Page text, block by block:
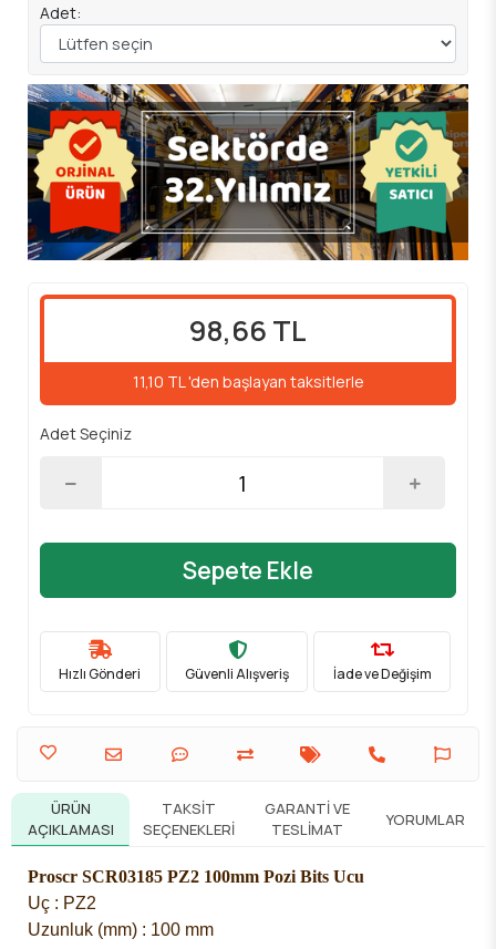
Adet:
98,66 TL
11,10 TL 'den başlayan taksitlerle
Adet Seçiniz
Sepete Ekle
Hızlı Gönderi Güvenli Alışveriş İade ve Değişim
ÜRÜN
AÇIKLAMASI
TAKSIT
SEÇENEKLERI
GARANTI VE
TESLIMAT
YORUMLAR
Proscr SCR03185 PZ2 100mm Pozi Bits Ucu
Uç : PZ2
Uzunluk (mm) : 100 mm